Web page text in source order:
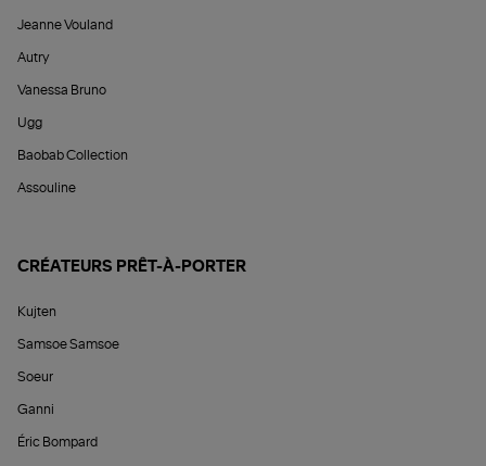
Jeanne Vouland
Autry
Vanessa Bruno
Ugg
Baobab Collection
Assouline
CRÉATEURS PRÊT-À-PORTER
Kujten
Samsoe Samsoe
Soeur
Ganni
Éric Bompard